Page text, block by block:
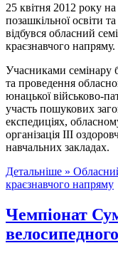
25 квітня 2012 року
позашкільної освіти
відбувся обласний
краєзнавчого напряму.
Учасниками семінару
та проведення
юнацької військово-
участь пошукових
експедиціях,
організація ІІІ
навчальних закладах.
Детальніше »
краєзнавчого напряму
Чемпіонат